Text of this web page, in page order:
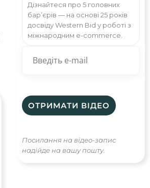
Дізнайтеся про 5 головних
бар’єрів — на основі 25 років
досвіду Western Bid у роботі з
міжнародним e-commerce.
Посилання на відео-запис
надійде на вашу пошту.